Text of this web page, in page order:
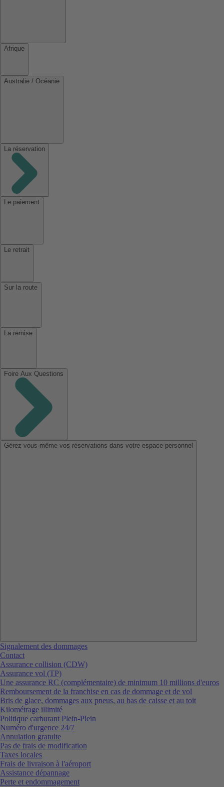
Afrique
Australie / Océanie
La réservation
Le paiement
Le retrait
Sur la route
La remise
Foire Aux Questions
Gérez vous-même vos réservations dans votre espace personnel
Signalement des dommages
Contact
Assurance collision (CDW)
Assurance vol (TP)
Une assurance RC (complémentaire) de minimum 10 millions d'euros
Remboursement de la franchise en cas de dommage et de vol
Bris de glace, dommages aux pneus, au bas de caisse et au toit
Kilométrage illimité
Politique carburant Plein-Plein
Numéro d'urgence 24/7
Annulation gratuite
Pas de frais de modification
Taxes locales
Frais de livraison à l'aéroport
Assistance dépannage
Perte et endommagement